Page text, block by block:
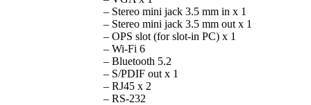
– Stereo mini jack 3.5 mm in x 1
– Stereo mini jack 3.5 mm out x 1
– OPS slot (for slot-in PC) x 1
– Wi-Fi 6
– Bluetooth 5.2
– S/PDIF out x 1
– RJ45 x 2
– RS-232